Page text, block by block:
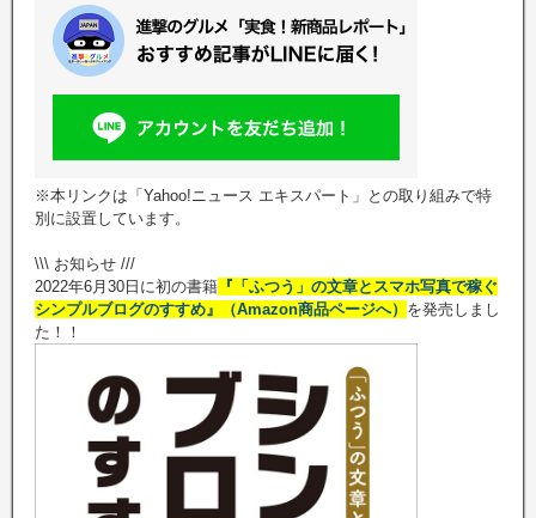
※本リンクは「Yahoo!ニュース エキスパート」との取り組みで特
別に設置しています。
\\\ お知らせ ///
2022年6月30日に初の書籍 『「ふつう」の文章とスマホ写真で稼ぐ
シンプルブログのすすめ』（Amazon商品ページへ） を発売しまし
た！！